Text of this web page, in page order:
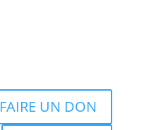
FAIRE UN DON